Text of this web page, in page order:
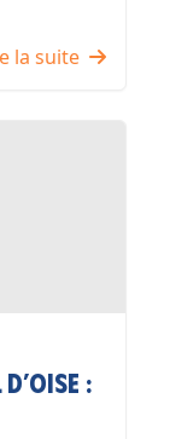
la suite
: